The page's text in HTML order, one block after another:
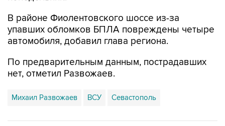
В районе Фиолентовского шоссе из-за
упавших обломков БПЛА повреждены четыре
автомобиля, добавил глава региона.
По предварительным данным, пострадавших
нет, отметил Развожаев.
Михаил Развожаев ВСУ Севастополь